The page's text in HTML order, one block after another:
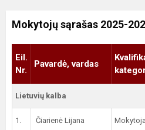
Mokytojų sąrašas 2025-
Eil.
Nr.
Pavardė, vardas
Lietuvių kalba
1. Čiarienė Lijana